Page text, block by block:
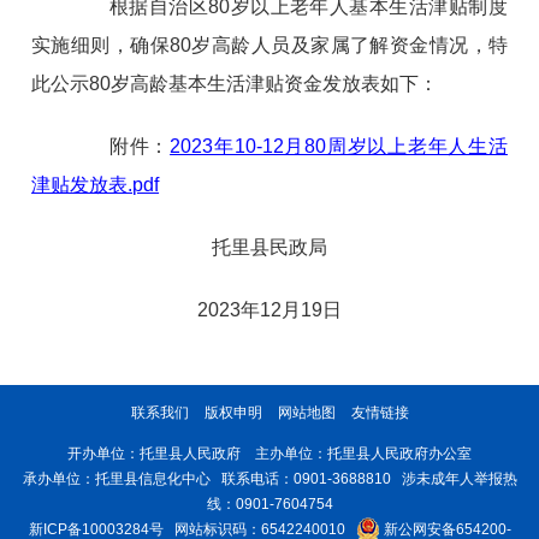
根据自治区80岁以上老年人基本生活津贴制度
实施细则，确保80岁高龄人员及家属了解资金情况，特
此公示80岁高龄基本生活津贴资金发放表如下：
附件： 2023年10-12月80周岁以上老年人生活
津贴发放表.pdf
托里县民政局
2023年12月19日
联系我们 版权申明 网站地图 友情链接
开办单位：托里县人民政府 主办单位：托里县人民政府办公室
承办单位：托里县信息化中心 联系电话：0901-3688810 涉未成年人举报热
线：0901-7604754
新ICP备10003284号网站标识码：6542240010 新公网安备654200-